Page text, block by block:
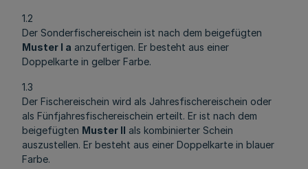
1.2
Der Sonderfischereischein ist nach dem beigefügten
Muster I a anzufertigen. Er besteht aus einer
Doppelkarte in gelber Farbe.
1.3
Der Fischereischein wird als Jahresfischereischein oder
als Fünfjahresfischereischein erteilt. Er ist nach dem
beigefügten Muster II als kombinierter Schein
auszustellen. Er besteht aus einer Doppelkarte in blauer
Farbe.